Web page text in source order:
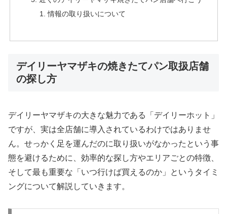
情報の取り扱いについて
デイリーヤマザキの焼きたてパン取扱店舗
の探し方
デイリーヤマザキの大きな魅力である「デイリーホット」
ですが、実は全店舗に導入されているわけではありませ
ん。せっかく足を運んだのに取り扱いがなかったという事
態を避けるために、効率的な探し方やエリアごとの特徴、
そして最も重要な「いつ行けば買えるのか」というタイミ
ングについて解説していきます。